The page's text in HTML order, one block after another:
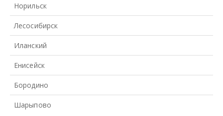
Норильск
Лесосибирск
Иланский
Енисейск
Бородино
Шарыпово